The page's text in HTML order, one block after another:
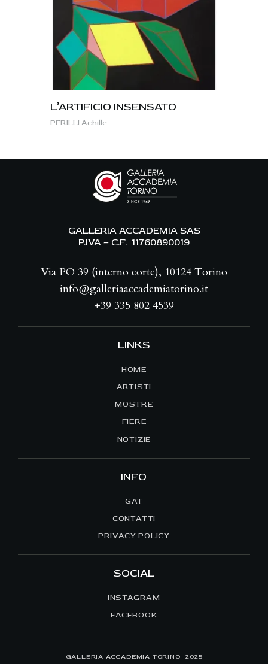
L’ARTIFICIO INSENSATO
PERILLI Achille
GALLERIA ACCADEMIA SAS
P.IVA – C.F. 11760890019
Via PO 39 (interno corte), 10124 Torino
info@galleriaaccademiatorino.it
+39 335 802 4539
LINKS
HOME
ARTISTI
MOSTRE
FIERE
NOTIZIE
INFO
GAT
CONTATTI
PRIVACY POLICY
SOCIAL
INSTAGRAM
FACEBOOK
GALLERIA ACCADEMIA TORINO -2025